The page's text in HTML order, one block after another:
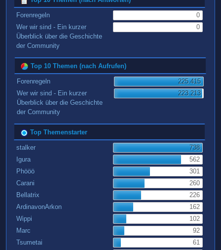
Forenregeln
0
Wer wir sind - Ein kurzer
Überblick über die Geschichte
der Community
0
Top 10 Themen (nach Aufrufen)
Forenregeln
225.415
Wer wir sind - Ein kurzer
Überblick über die Geschichte
der Community
223.213
Top Themenstarter
stalker
738
Igura
562
Phööö
301
Carani
260
Bellatrix
226
ArdinavonArkon
162
Wippi
102
Marc
92
Tsumetai
61